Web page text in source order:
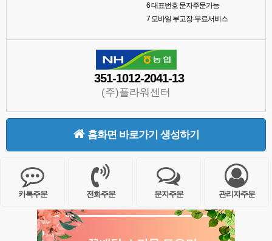
6대표번호 문자주문가능
7모바일 부고장-무료서비스
351-1012-2041-13
(주)플라워센터
홈화면 바로가기 생성하기
카톡주문 전화주문 문자주문 관리자주문